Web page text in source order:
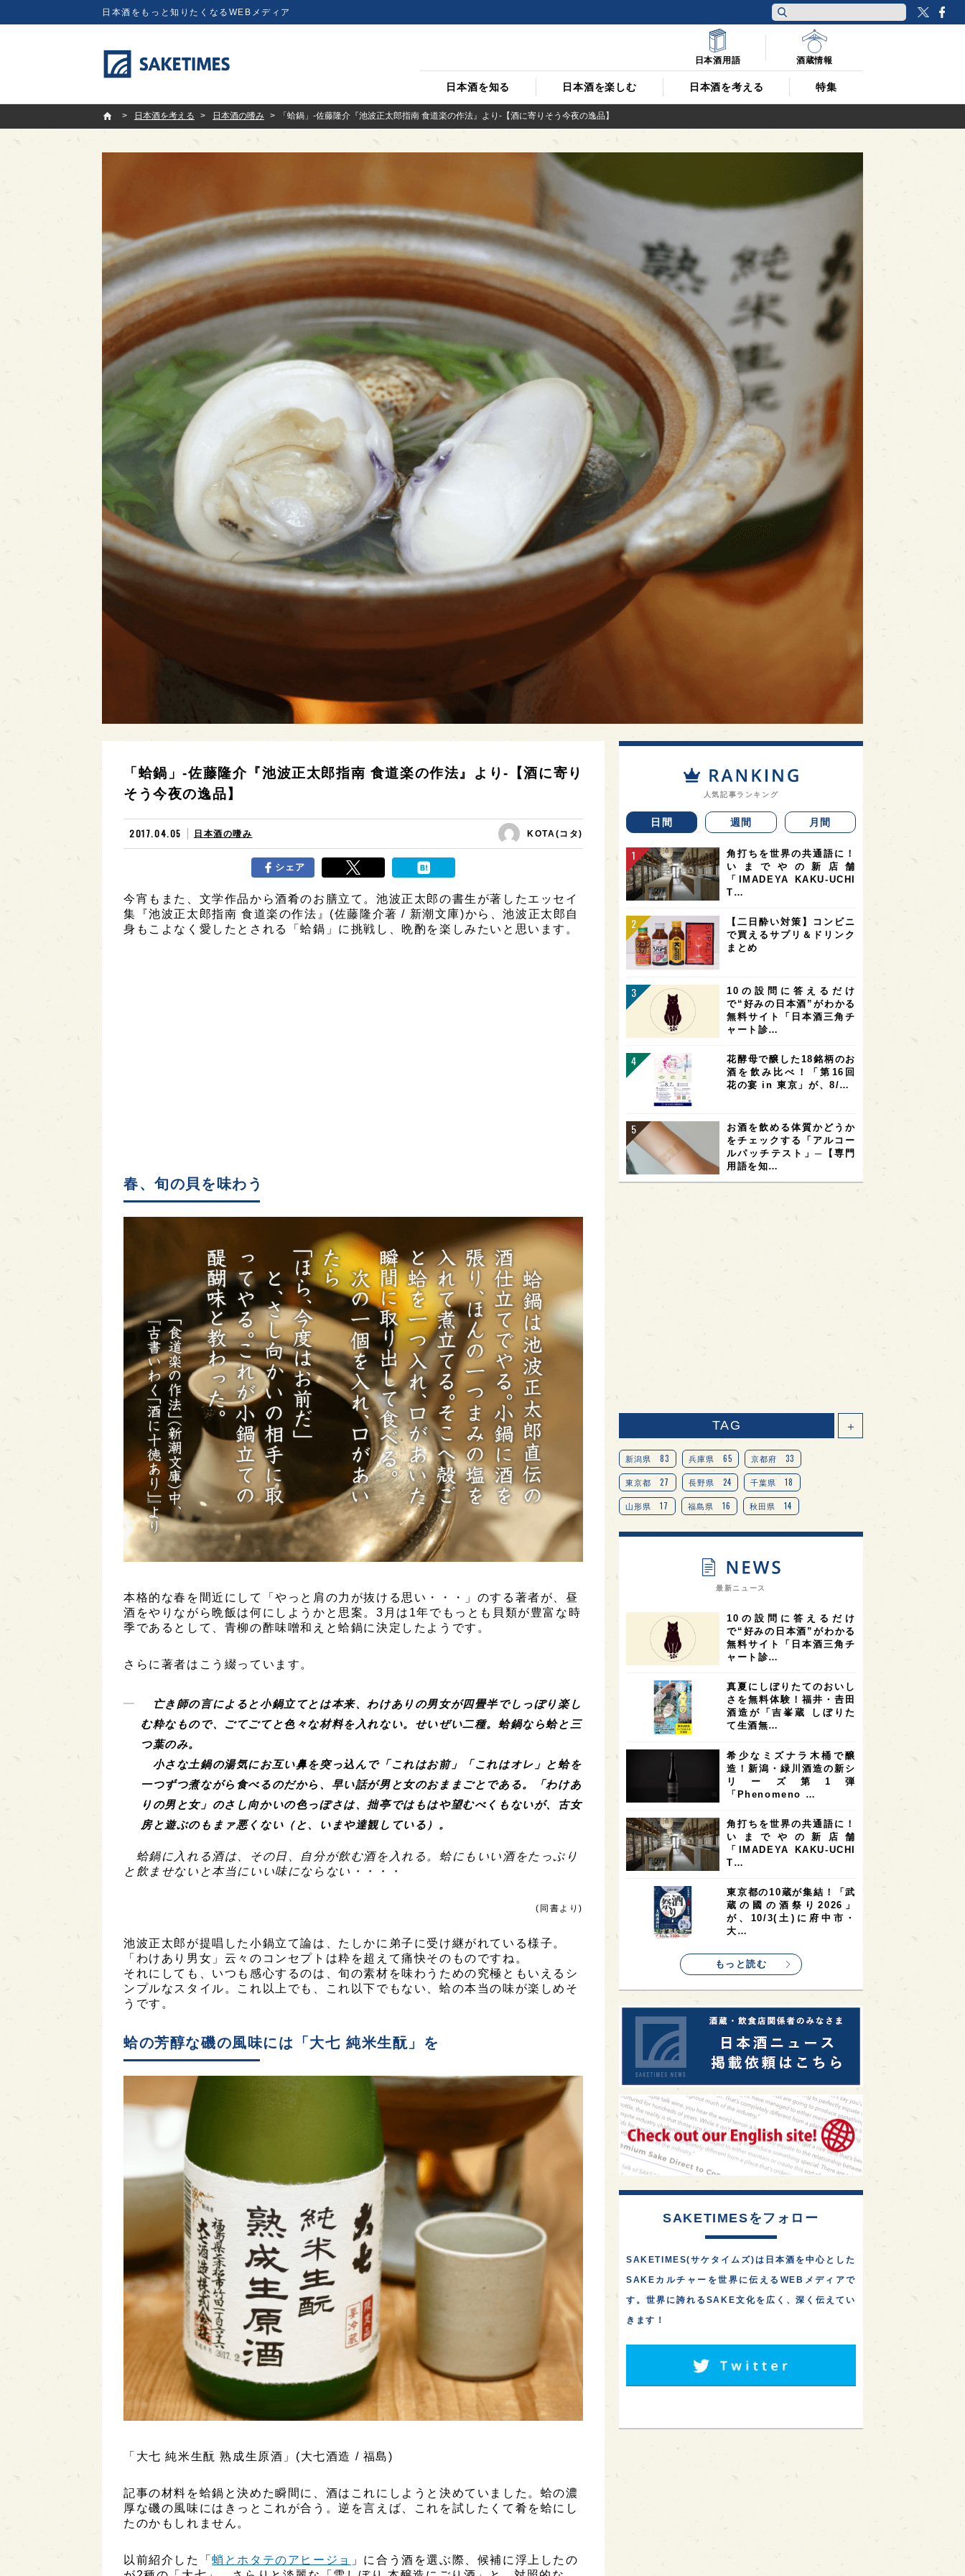
日本酒をもっと知りたくなるWEBメディア
日本酒を知る 日本酒を楽しむ 日本酒を考える 特集
日本酒用語 酒蔵情報
SAKETIMES
日本酒を考える
日本酒の嗜み 「蛤鍋」-佐藤隆介『池波正太郎指南 食道楽の作法』より-【酒に寄りそう今夜の逸品】
「蛤鍋」-佐藤隆介『池波正太郎指南 食道楽の作法』より-【酒に寄り
そう今夜の逸品】
2017.04.05 日本酒の嗜み KOTA(コタ)
シェア
今宵もまた、文学作品から酒肴のお膳立て。池波正太郎の書生が著したエッセイ
集『池波正太郎指南 食道楽の作法』(佐藤隆介著 / 新潮文庫)から、池波正太郎自
身もこよなく愛したとされる「蛤鍋」に挑戦し、晩酌を楽しみたいと思います。
春、旬の貝を味わう
本格的な春を間近にして「やっと肩の力が抜ける思い・・・」のする著者が、昼
酒をやりながら晩飯は何にしようかと思案。3月は1年でもっとも貝類が豊富な時
季であるとして、青柳の酢味噌和えと蛤鍋に決定したようです。
さらに著者はこう綴っています。
亡き師の言によると小鍋立てとは本来、わけありの男女が四畳半でしっぽり楽し
む粋なもので、ごてごてと色々な材料を入れない。せいぜい二種。蛤鍋なら蛤と三
つ葉のみ。
小さな土鍋の湯気にお互い鼻を突っ込んで「これはお前」「これはオレ」と蛤を
一つずつ煮ながら食べるのだから、早い話が男と女のおままごとである。「わけあ
りの男と女」のさし向かいの色っぽさは、拙亭ではもはや望むべくもないが、古女
房と遊ぶのもまァ悪くない（と、いまや達観している）。
蛤鍋に入れる酒は、その日、自分が飲む酒を入れる。蛤にもいい酒をたっぷり
と飲ませないと本当にいい味にならない・・・・
(同書より)
池波正太郎が提唱した小鍋立て論は、たしかに弟子に受け継がれている様子。
「わけあり男女」云々のコンセプトは粋を超えて痛快そのものですね。
それにしても、いつも感心するのは、旬の素材を味わうための究極ともいえるシ
ンプルなスタイル。これ以上でも、これ以下でもない、蛤の本当の味が楽しめそ
うです。
蛤の芳醇な磯の風味には「大七 純米生酛」を
「大七 純米生酛 熟成生原酒」(大七酒造 / 福島)
記事の材料を蛤鍋と決めた瞬間に、酒はこれにしようと決めていました。蛤の濃
厚な磯の風味にはきっとこれが合う。逆を言えば、これを試したくて肴を蛤にし
たのかもしれません。
以前紹介した「蛸とホタテのアヒージョ 」に合う酒を選ぶ際、候補に浮上したの
人気記事ランキング
日間 週間 月間
角打ちを世界の共通語に！
いまでやの新店舗
「IMADEYA KAKU-UCHI
T…
【二日酔い対策】コンビニ
で買えるサプリ＆ドリンク
まとめ
10の設問に答えるだけ
で“好みの日本酒”がわかる
無料サイト「日本酒三角チ
ャート診…
花酵母で醸した18銘柄のお
酒を飲み比べ！「第16回
花の宴 in 東京」が、8/…
お酒を飲める体質かどうか
をチェックする「アルコー
ルパッチテスト」─【専門
用語を知…
TAG ＋
新潟県 83 兵庫県 65 京都府 33
東京都 27 長野県 24 千葉県 18
山形県 17 福島県 16 秋田県 14
愛知県 14 宮城県 14 岐阜県 13
オピニオンリーダーの視点 9
奈良県 滋賀県 7 和歌山県 6
富山県 6 フランス 6 高知県 5 島根県 5
4 アメリカ 4 神奈川県 4
4 三重県 大阪府 3
オーストラリア 台湾 2 アジア 2
SAKEの時代を生きる 静岡県 1 長崎県
全蔵めぐり 1 シンガポール 1 カナダ 1
群馬県 1 熊本県 徳島県
イギリス 1 ノルウェー 1 新宿区 1
歌舞伎町 1 1 鳥取県 1
saketimes_image_4
最新ニュース
10の設問に答えるだけ
で“好みの日本酒”がわかる
無料サイト「日本酒三角チ
ャート診…
真夏にしぼりたてのおいし
さを無料体験！福井・𠮷田
酒造が「吉峯蔵 しぼりた
て生酒無…
希少なミズナラ木桶で醸
造！新潟・緑川酒造の新シ
リーズ第1弾
「Phenomeno …
角打ちを世界の共通語に！
いまでやの新店舗
「IMADEYA KAKU-UCHI
T…
東京都の10蔵が集結！「武
蔵の國の酒祭り2026」
が、10/3(土)に府中市・
大…
もっと読む
SAKETIMESをフォロー
SAKETIMES(サケタイムズ)は日本酒を中心とした
SAKEカルチャーを世界に伝えるWEBメディアで
す。世界に誇れるSAKE文化を広く、深く伝えてい
きます！